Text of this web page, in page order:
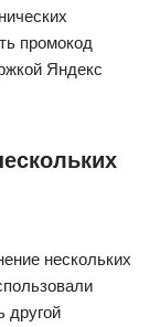
промокод
Яндекс
нескольких
другой